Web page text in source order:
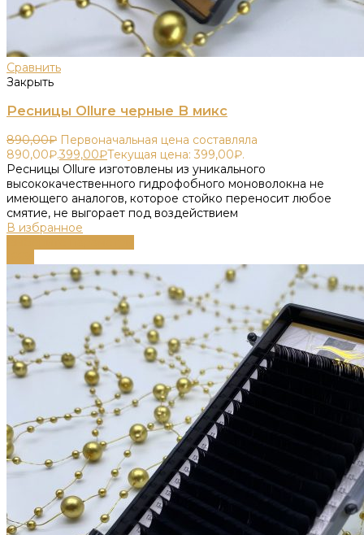
Сравнить
Закрыть
Ресницы Ollure черные B микс
890,00₽ Первоначальная цена составляла
890,00₽.399,00₽Текущая цена: 399,00₽.
Ресницы Ollure изготовлены из уникального
высококачественного гидрофобного моноволокна не
имеющего аналогов, которое стойко переносит любое
смятие, не выгорает под воздействием
В избранное